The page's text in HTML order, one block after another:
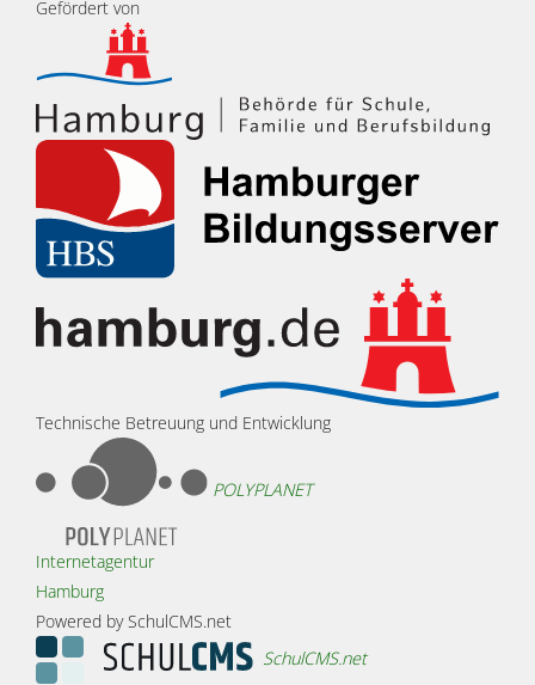
Gefördert von
Technische Betreuung und Entwicklung
POLYPLANET
Internetagentur
Hamburg
Powered by SchulCMS.net
SchulCMS.net